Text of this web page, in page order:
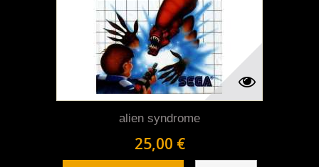
alien syndrome
25,00 €